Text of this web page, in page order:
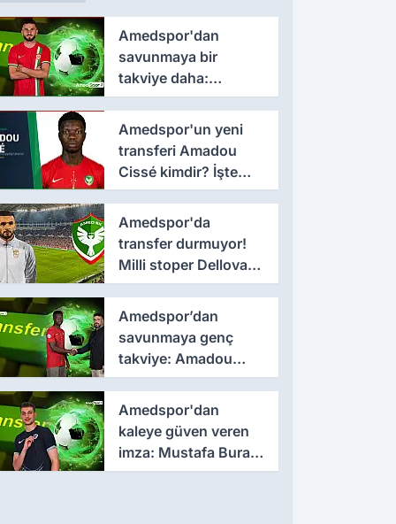
Amedspor'dan
savunmaya bir
takviye daha:
Lumbardh Dellova ile
3 yıllık imza
Amedspor'un yeni
transferi Amadou
Cissé kimdir? İşte
kariyeri ve forma
giydiği takımlar
Amedspor'da
transfer durmuyor!
Milli stoper Dellova
imza için Türkiye'ye
geldi
Amedspor’dan
savunmaya genç
takviye: Amadou
Cissé ile 3 yıllık
sözleşme
Amedspor'dan
kaleye güven veren
imza: Mustafa Burak
Bozan resmen